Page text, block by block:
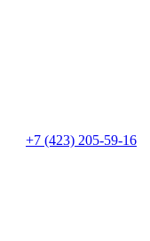
+7 (423) 205-59-16